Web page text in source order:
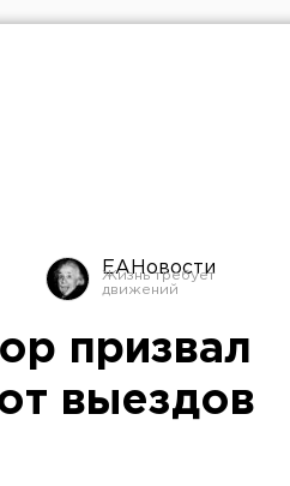
ЕАНовости
призвал
выездов